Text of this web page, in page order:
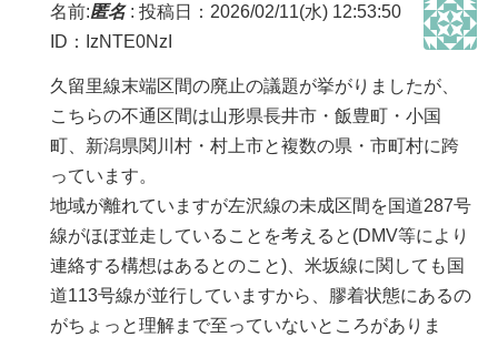
名前:匿名: 投稿日：2026/02/11(水) 12:53:50
ID：IzNTE0NzI
久留里線末端区間の廃止の議題が挙がりましたが、
こちらの不通区間は山形県長井市・飯豊町・小国
町、新潟県関川村・村上市と複数の県・市町村に跨
っています。
地域が離れていますが左沢線の未成区間を国道287号
線がほぼ並走していることを考えると(DMV等により
連絡する構想はあるとのこと)、米坂線に関しても国
道113号線が並行していますから、膠着状態にあるの
がちょっと理解まで至っていないところがありま